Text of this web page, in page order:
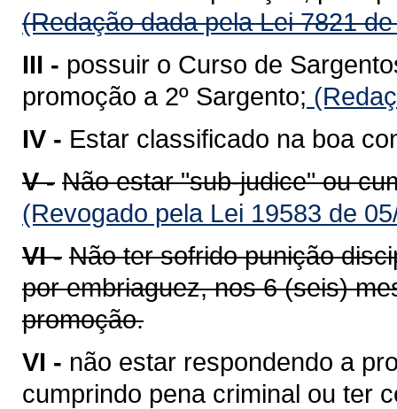
(Redação dada pela Lei 7821
III - possuir o Curso de
promoção a 2º Sargento;
IV - Estar classificado na boa
V - Não estar "sub-judice" ou
(Revogado pela Lei 19583 de
VI - Não ter sofrido punição
por embriaguez, nos 6 (seis)
promoção.
VI - não estar respondendo a
cumprindo pena criminal ou ter